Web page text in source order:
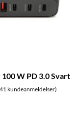
W PD 3.0 Svart
kundeanmeldelser)